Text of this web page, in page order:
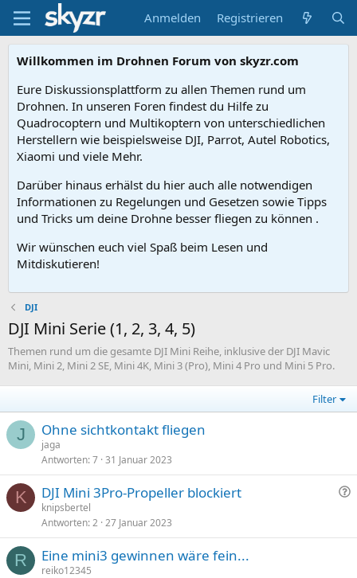
Anmelden Registrieren
Willkommen im Drohnen Forum von skyzr.com
Eure Diskussionsplattform zu allen Themen rund um
Drohnen. In unseren Foren findest du Hilfe zu
Quadrocoptern und Multikoptern von unterschiedlichen
Herstellern wie beispielsweise DJI, Parrot, Autel Robotics,
Xiaomi und viele Mehr.
Darüber hinaus erhälst du hier auch alle notwendigen
Informationen zu Regelungen und Gesetzen sowie Tipps
und Tricks um deine Drohne besser fliegen zu können .
Wir wünschen euch viel Spaß beim Lesen und
Mitdiskutieren!
DJI
DJI Mini Serie (1, 2, 3, 4, 5)
Themen rund um die gesamte DJI Mini Reihe, inklusive der DJI Mavic
Mini, Mini 2, Mini 2 SE, Mini 4K, Mini 3 (Pro), Mini 4 Pro und Mini 5 Pro.
Filter
J Ohne sichtkontakt fliegen
jaga
Antworten 7 31 Januar 2023
K
F
g
DJI Mini 3Pro-Propeller blockiert
knipsbertel
Antworten 2 27 Januar 2023
R Eine mini3 gewinnen wäre fein...
reiko12345